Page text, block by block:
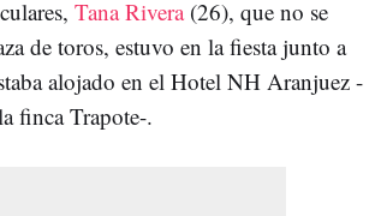
Tana Rivera (26), que no se
de toros, estuvo en la fiesta junto a
alojado en el Hotel NH Aranjuez -
finca Trapote-.